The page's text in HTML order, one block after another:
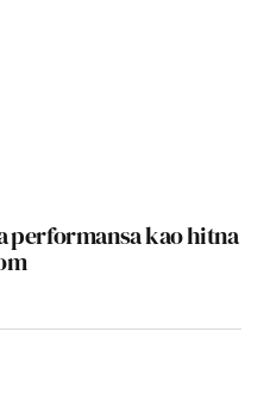
performansa kao hitna